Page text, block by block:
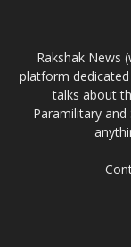
Rakshak News
platform
talks about
Paramilitary